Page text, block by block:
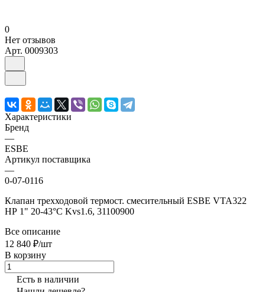
0
Нет отзывов
Арт. 0009303
Характеристики
Бренд
—
ESBE
Артикул поставщика
—
0-07-0116
Клапан трехходовой термост. смесительный ESBE VTA322
НР 1" 20-43°C Kvs1.6, 31100900
Все описание
12 840 ₽/шт
В корзину
Есть в наличии